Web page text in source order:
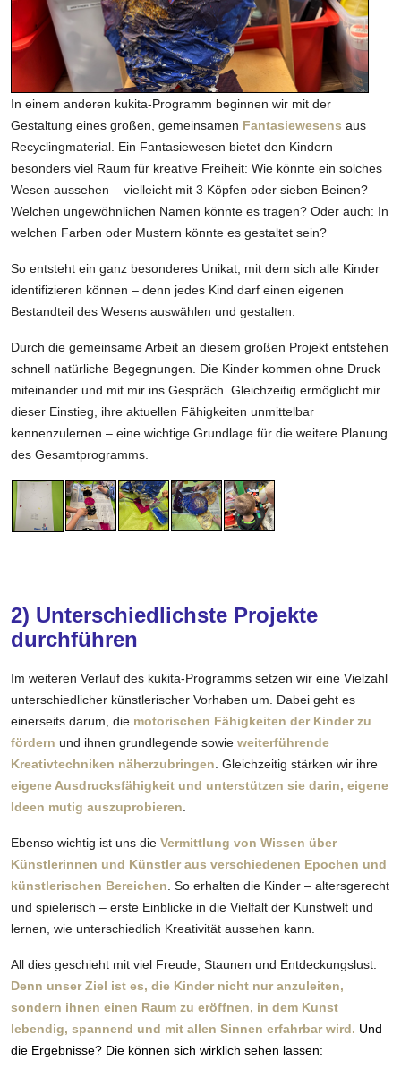
In einem anderen kukita-Programm beginnen wir mit der
Gestaltung eines großen, gemeinsamen Fantasiewesens aus
Recyclingmaterial. Ein Fantasiewesen bietet den Kindern
besonders viel Raum für kreative Freiheit: Wie könnte ein solches
Wesen aussehen – vielleicht mit 3 Köpfen oder sieben Beinen?
Welchen ungewöhnlichen Namen könnte es tragen? Oder auch: In
welchen Farben oder Mustern könnte es gestaltet sein?
So entsteht ein ganz besonderes Unikat, mit dem sich alle Kinder
identifizieren können – denn jedes Kind darf einen eigenen
Bestandteil des Wesens auswählen und gestalten.
Durch die gemeinsame Arbeit an diesem großen Projekt entstehen
schnell natürliche Begegnungen. Die Kinder kommen ohne Druck
miteinander und mit mir ins Gespräch. Gleichzeitig ermöglicht mir
dieser Einstieg, ihre aktuellen Fähigkeiten unmittelbar
kennenzulernen – eine wichtige Grundlage für die weitere Planung
des Gesamtprogramms.
2) Unterschiedlichste Projekte
durchführen
Im weiteren Verlauf des kukita-Programms setzen wir eine Vielzahl
unterschiedlicher künstlerischer Vorhaben um. Dabei geht es
einerseits darum, die motorischen Fähigkeiten der Kinder zu
fördern und ihnen grundlegende sowie weiterführende
Kreativtechniken näherzubringen. Gleichzeitig stärken wir ihre
eigene Ausdrucksfähigkeit und unterstützen sie darin, eigene
Ideen mutig auszuprobieren.
Ebenso wichtig ist uns die Vermittlung von Wissen über
Künstlerinnen und Künstler aus verschiedenen Epochen und
künstlerischen Bereichen. So erhalten die Kinder – altersgerecht
und spielerisch – erste Einblicke in die Vielfalt der Kunstwelt und
lernen, wie unterschiedlich Kreativität aussehen kann.
All dies geschieht mit viel Freude, Staunen und Entdeckungslust.
Denn unser Ziel ist es, die Kinder nicht nur anzuleiten,
sondern ihnen einen Raum zu eröffnen, in dem Kunst
lebendig, spannend und mit allen Sinnen erfahrbar wird. Und
die Ergebnisse? Die können sich wirklich sehen lassen: